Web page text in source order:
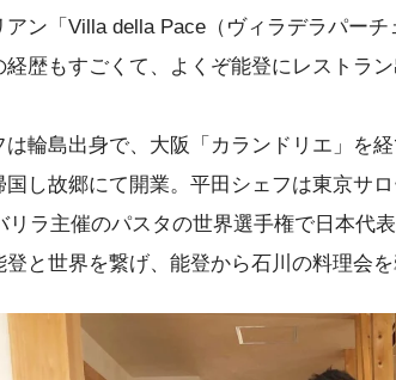
アン「Villa della Pace（ヴィラデラパー
経歴もすごくて、よくぞ能登にレストラ
は輪島出身で、大阪「カランドリエ」を
国し故郷にて開業。平田シェフは東京サ
リラ主催のパスタの世界選手権で日本代
登と世界を繋げ、能登から石川の料理会を